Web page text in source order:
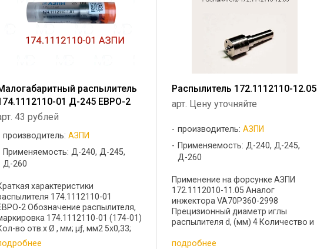
распылитель
01 Д-245 ЕВРО-2
43 рублей
производитель: АЗПИ
Применяемость: Д-240, Д-245,
Д-260
характеристики
174.1112110-01
2 Обозначение распылителя,
174.1112110-01 (174-01)
во отв.х Ø , мм; μƒ, мм2 5х0,33;
0,260; отв. расположены на
Распылитель 172.1112110-12.05
арт. Цену уточняйте
производитель:АЗПИ
Применяемость: Д-240, Д-245,
Д-260
Применение на форсунке АЗПИ
172.1112010-11.05 Аналог
инжектора VA70P360-2998
Прецизионный диаметр иглы
распылителя d, (мм) 4 Количество и
5*0,20 Эффективное проходное
подробнее